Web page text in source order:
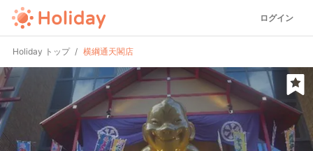
ログイン
Holiday トップ 横綱通天閣店